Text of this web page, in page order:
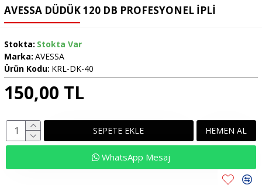
AVESSA DÜDÜK 120 DB PROFESYONEL İPLI
150,00 TL
Stokta: Stokta Var
Marka: AVESSA
Ürün Kodu: KRL-DK-40
SEPETE EKLE HEMEN AL
WhatsApp Mesaj